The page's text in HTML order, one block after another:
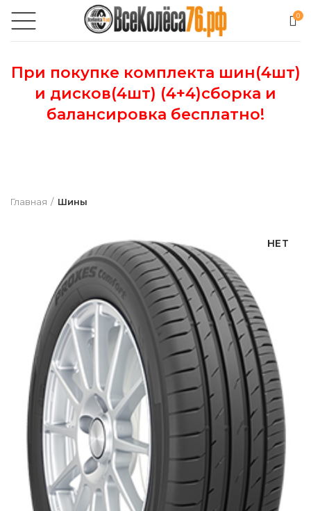
0
При покупке комплекта шин(4шт)
и дисков(4шт) (4+4)сборка и
балансировка бесплатно!
Главная Шины
НЕТ